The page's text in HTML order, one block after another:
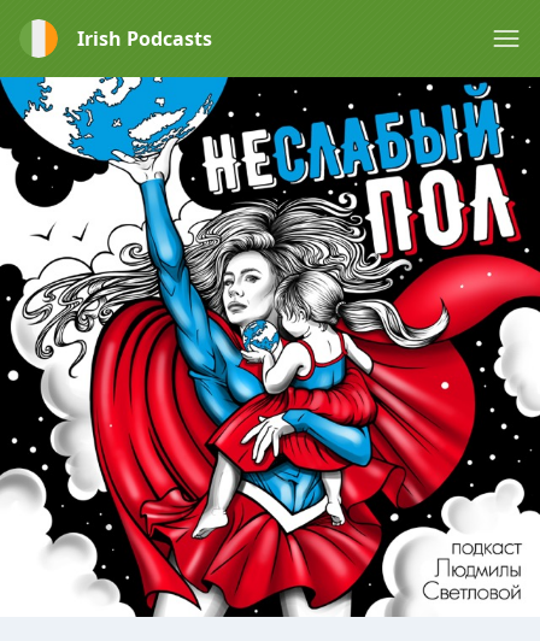
Irish Podcasts